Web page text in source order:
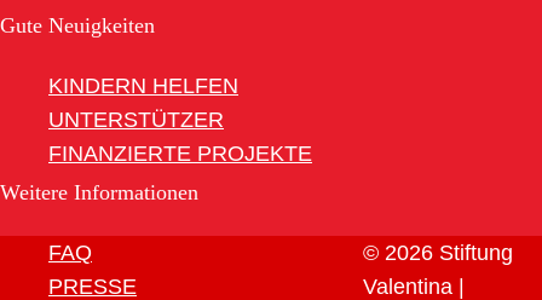
Gute Neuigkeiten
KINDERN HELFEN
UNTERSTÜTZER
FINANZIERTE PROJEKTE
Weitere Informationen
FAQ
PRESSE
© 2026 Stiftung
Valentina |